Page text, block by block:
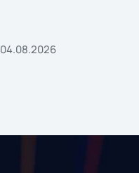
04.08.2026